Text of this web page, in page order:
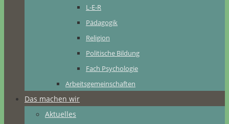
L-E-R
Pädagogik
Religion
Politische Bildung
Fach Psychologie
Arbeitsgemeinschaften
Das machen wir
Aktuelles